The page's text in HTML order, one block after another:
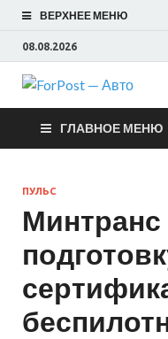
ВЕРХНЕЕ МЕНЮ
08.08.2026
ГЛАВНОЕ МЕНЮ
ПУЛЬС
Минтранс